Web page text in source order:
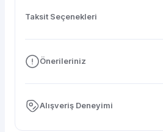
Taksit Seçenekleri
Önerileriniz
Alışveriş Deneyimi